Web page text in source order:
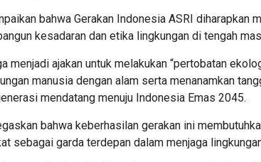
bahwa Gerakan Indonesia ASRI diharapkan
kesadaran dan etika lingkungan di tengah
menjadi ajakan untuk melakukan “pertobatan
manusia dengan alam serta menanamkan
mendatang menuju Indonesia Emas 2045.
bahwa keberhasilan gerakan ini
sebagai garda terdepan dalam menjaga